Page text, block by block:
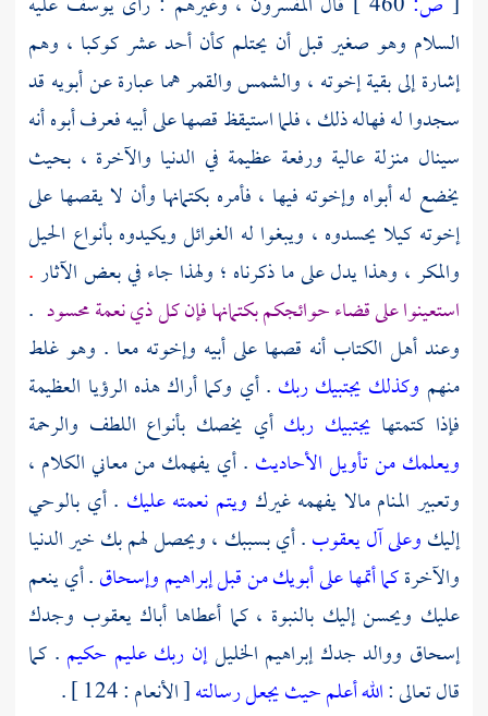
السلام وهو صغير قبل أن يحتلم كأن أحد عشر كوكبا ، وهم
إشارة إلى بقية إخوته ، والشمس والقمر هما عبارة عن أبويه قد
سجدوا له فهاله ذلك ، فلما استيقظ قصها على أبيه فعرف أبوه أنه
سينال منزلة عالية ورفعة عظيمة في الدنيا والآخرة ، بحيث
يخضع له أبواه وإخوته فيها ، فأمره بكتمانها وأن لا يقصها على
إخوته كيلا يحسدوه ، ويبغوا له الغوائل ويكيدوه بأنواع الحيل
والمكر ، وهذا يدل على ما ذكرناه ؛ ولهذا جاء في بعض الآثار.
استعينوا على قضاء حوائجكم بكتمانها فإن كل ذي نعمة محسود .
وعندأهل الكتابأنه قصها على أبيه وإخوته معا . وهو غلط
منهم وكذلك يجتبيك ربك . أي وكما أراك هذه الرؤيا العظيمة
فإذا كتمتها يجتبيك ربكأي يخصك بأنواع اللطف والرحمة
ويعلمك من تأويل الأحاديث . أي يفهمك من معاني الكلام ،
وتعبير المنام مالا يفهمه غيرك ويتم نعمته عليك . أي بالوحي
إليكوعلى آل يعقوب. أي بسببك ، ويحصل لهم بك خير الدنيا
والآخرةكما أتمها على أبويك من قبل إبراهيم وإسحاق. أي ينعم
عليك ويحسن إليك بالنبوة ، كما أعطاها أباكيعقوب وجدك
إسحاق ووالد جدكإبراهيم الخليلإن ربك عليم حكيم . كما
قال تعالى :الله أعلم حيث يجعل رسالته[ الأنعام : 124 ] .